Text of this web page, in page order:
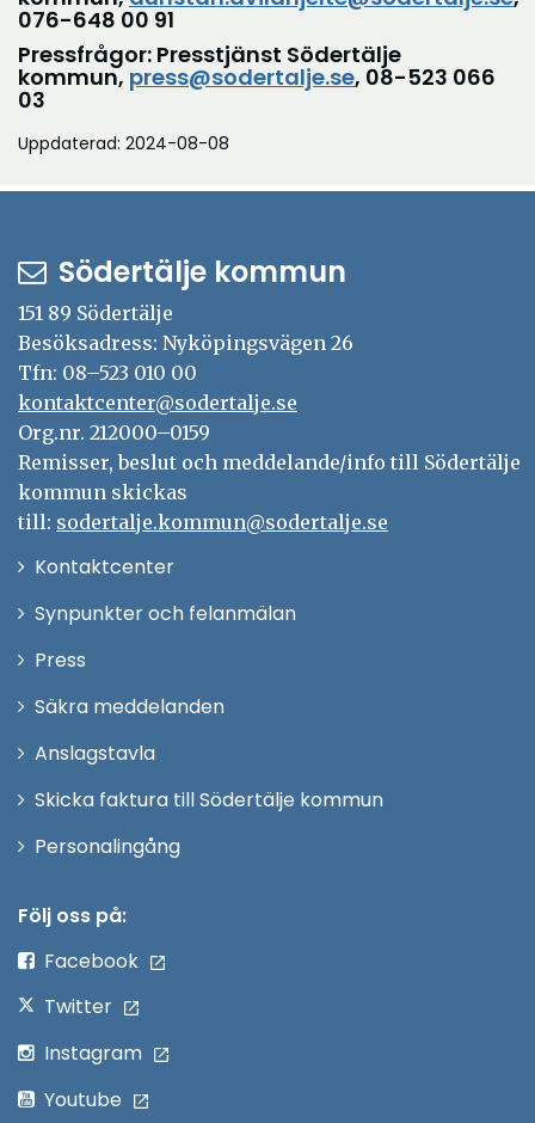
076-648 00 91
Pressfrågor: Presstjänst Södertälje
kommun, press@sodertalje.se, 08-523 066
03
Uppdaterad: 2024-08-08
Södertälje kommun
151 89 Södertälje
Besöksadress: Nyköpingsvägen 26
Tfn: 08–523 010 00
kontaktcenter@sodertalje.se
Org.nr. 212000–0159
Remisser, beslut och meddelande/info till Södertälje
kommun skickas
till: sodertalje.kommun@sodertalje.se
KontaktcenterÖppna
Synpunkter och felanmälan
Press
fönster
Säkra meddelanden
Anslagstavla
Skicka faktura till Södertälje kommun
PersonalingångÖppna
Följ oss på:
Facebook
Twitter
Instagram
Youtube